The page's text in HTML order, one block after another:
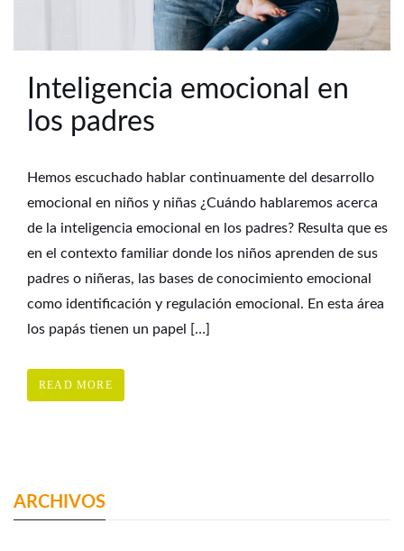
Inteligencia emocional en
los padres
Hemos escuchado hablar continuamente del desarrollo
emocional en niños y niñas ¿Cuándo hablaremos acerca
de la inteligencia emocional en los padres? Resulta que es
en el contexto familiar donde los niños aprenden de sus
padres o niñeras, las bases de conocimiento emocional
como identificación y regulación emocional. En esta área
los papás tienen un papel […]
READ MORE
ARCHIVOS